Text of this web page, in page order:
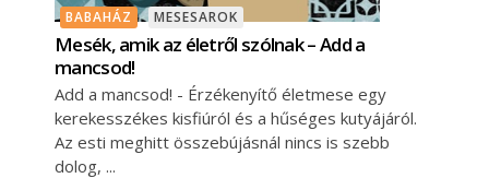
BABAHÁZ MESESAROK
Mesék, amik az életről szólnak – Add a
mancsod!
Add a mancsod! - Érzékenyítő életmese egy
kerekesszékes kisfiúról és a hűséges kutyájáról.
Az esti meghitt összebújásnál nincs is szebb
dolog,